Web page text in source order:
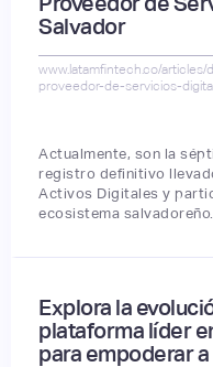
Salvador
www.latamfintech.co/
proveedor-de-servicios-
Actualmente, son la
registro definitivo
Activos Digitales y
ecosistema salvadoreño.
Explora la
plataforma líder
para empoderar